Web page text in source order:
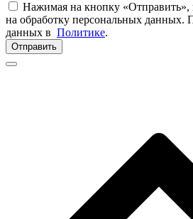
Нажимая на кнопку «Отправить»,
на обработку персональных данных.
данных в Политике.
Отправить